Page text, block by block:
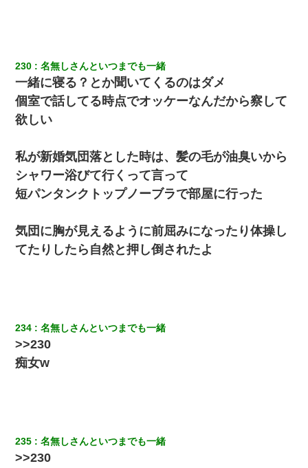
【まぬけ】夫「離婚だ！」私「わかった。で？」夫「慰謝料
だ！」私「いいけど弁護士通して。私も請求する」夫「」
彼氏家「うちは墨入れるのが伝統だから。お前も彫れ」 → 結果…
アパートのドアに『ハンザイ者！この人はさいあくの人です』と
張り紙が！大家「面倒はごめんだよ」私「はあ」→警察に行き、
見回りで犯人が捕まったが、それが…｜生活｜ヌルポあんてな
「私を家に置いてほしい、どうか見捨てないで(土下座」俺・嫁
「…」
日航機墜落事故の「ここからは日本語で大丈夫ですよ〜」の絶望
感がヤバイ・・・
230 名無しさんといつまでも一緒
一緒に寝る？とか聞いてくるのはダメ
個室で話してる時点でオッケーなんだから察して
欲しい
私が新婚気団落とした時は、髪の毛が油臭いから
シャワー浴びて行くって言って
短パンタンクトップノーブラで部屋に行った
気団に胸が見えるように前屈みになったり体操し
てたりしたら自然と押し倒されたよ
234 名無しさんといつまでも一緒
>>230
痴女w
235 名無しさんといつまでも一緒
>>230